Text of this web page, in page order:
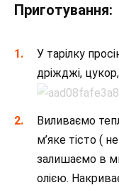
Приготування:
У тарілку
дріжджі,
Виливаємо
м’яке тісто (
залишаємо в
олією.